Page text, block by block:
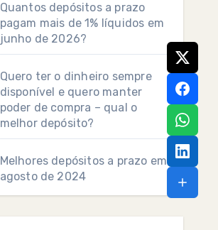
Quantos depósitos a prazo
pagam mais de 1% líquidos em
junho de 2026?
Quero ter o dinheiro sempre
disponível e quero manter
poder de compra – qual o
melhor depósito?
Melhores depósitos a prazo em
agosto de 2024